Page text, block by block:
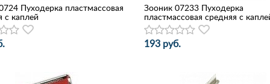
Пуходерка пластмассовая
с каплей
Зооник 07233 Пуходерка
пластмассовая средняя с
193 руб.